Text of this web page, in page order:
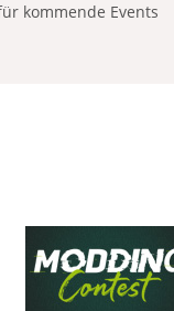
kommende Events